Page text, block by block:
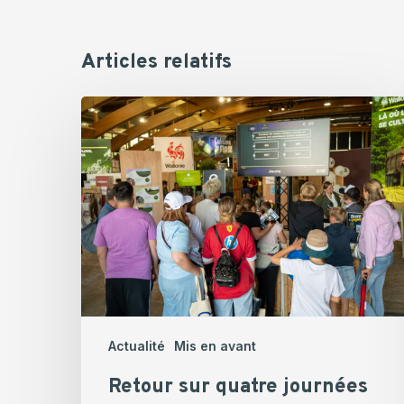
Articles relatifs
Actualité Mis en avant
Retour
sur
quatre
journées
riches
en
rencontres
Libramont
Retour sur quatre journées